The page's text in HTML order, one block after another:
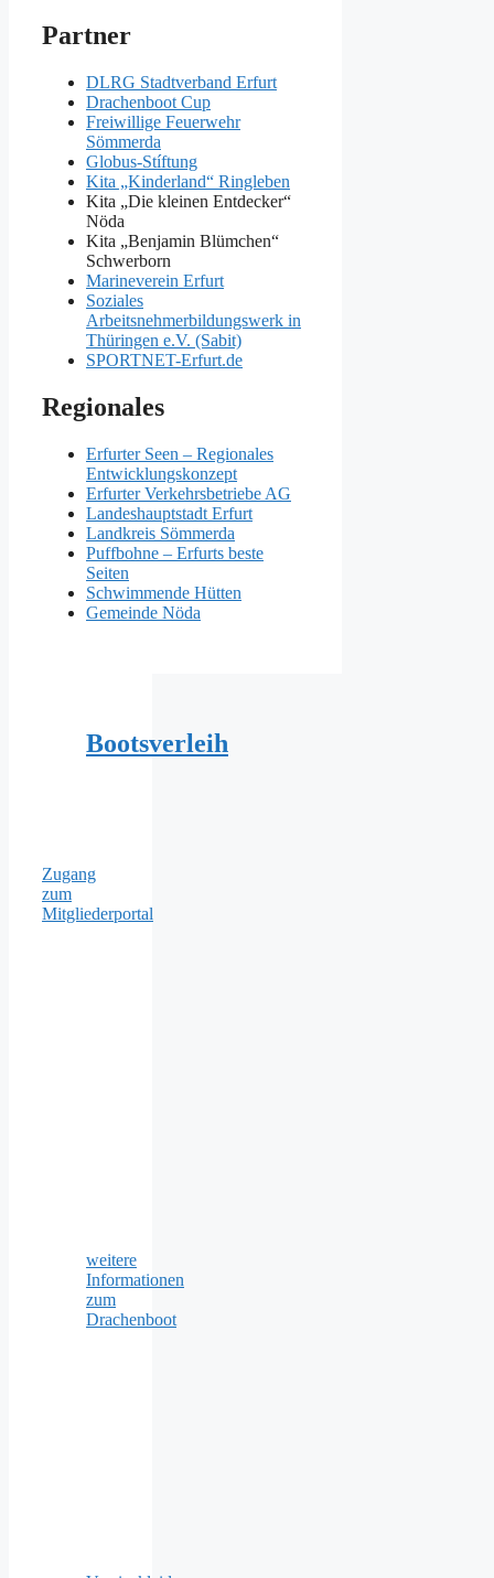
Partner
DLRG Stadtverband Erfurt
Drachenboot Cup
Freiwillige Feuerwehr
Sömmerda
Globus-Stíftung
Kita „Kinderland“ Ringleben
Kita „Die kleinen Entdecker“
Nöda
Kita „Benjamin Blümchen“
Schwerborn
Marineverein Erfurt
Soziales
Arbeitsnehmerbildungswerk in
Thüringen e.V. (Sabit)
SPORTNET-Erfurt.de
Regionales
Erfurter Seen – Regionales
Entwicklungskonzept
Erfurter Verkehrsbetriebe AG
Landeshauptstadt Erfurt
Landkreis Sömmerda
Puffbohne – Erfurts beste
Seiten
Schwimmende Hütten
Gemeinde Nöda
Bootsverleih
Zugang
zum
Mitgliederportal
weitere
Informationen
zum
Drachenboot